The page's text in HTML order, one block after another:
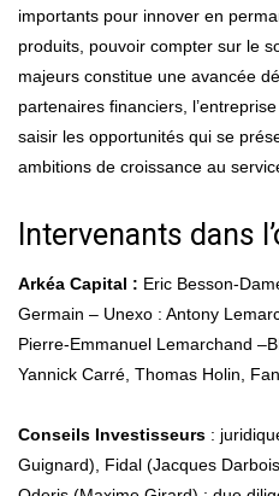
importants pour innover en
produits, pouvoir compter sur le
majeurs constitue une avancée
partenaires financiers,
saisir les opportunités qui se
ambitions de croissance au
Intervenants dans
Arkéa Capital : Eric Besson-
Germain – Unexo : Antony
Pierre-Emmanuel Lemarchand
Yannick Carré, Thomas Holin,
Conseils Investisseurs :
Guignard), Fidal (Jacques